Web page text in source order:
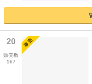
20
販売数
167